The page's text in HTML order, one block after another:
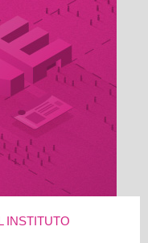
INSTITUTO